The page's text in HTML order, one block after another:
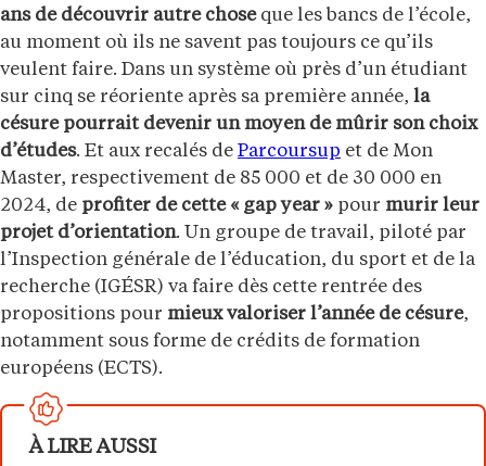
ans de découvrir autre choseque les bancs de l’école,
au moment où ils ne savent pas toujours ce qu’ils
veulent faire. Dans un système où près d’un étudiant
sur cinq se réoriente après sa première année, la
césure pourrait devenir un moyen de mûrir son choix
d’études. Et aux recalés de Parcoursup et de Mon
Master, respectivement de 85 000 et de 30 000 en
2024, de profiter de cette « gap year » pour murir leur
projet d’orientation. Un groupe de travail, piloté par
l’Inspection générale de l’éducation, du sport et de la
recherche (IGÉSR) va faire dès cette rentrée des
propositions pour mieux valoriser l’année de césure,
notamment sous forme de crédits de formation
européens (ECTS).
À LIRE AUSSI